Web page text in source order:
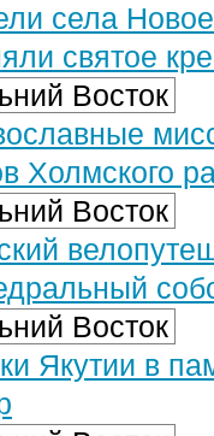
села
святое
Восток
Холмского
Восток
Восток
Якутии в